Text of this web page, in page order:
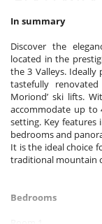
In summary
Discover the
located in the
the 3 Valleys.
tastefully
Moriond’ ski lifts.
accommodate up to
setting. Key features
bedrooms and
It is the ideal choice
traditional mountain
Bedrooms